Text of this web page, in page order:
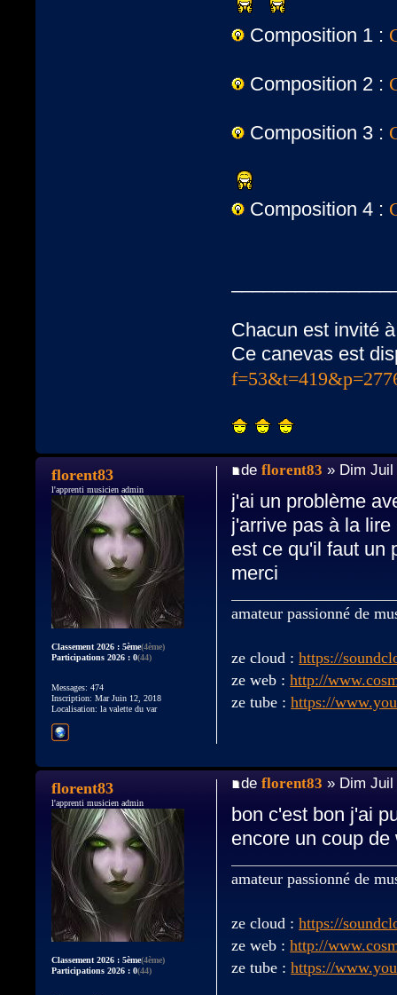
Composition 1 :
Composition 2 :
Composition 3 :
Composition 4 :
Chacun est invité
Ce canevas est
deflorent83 » Dim Juil
j'ai un problème
j'arrive pas à la
est ce qu'il faut un
merci
amateur passionné de
ze cloud :https://
ze web :http://
ze tube :https://
florent83
l'apprenti musicien admin
Classement 2026 : 5ème(4ème)
Participations 2026 : 0(44)
Messages: 474
Inscription: Mar Juin 12, 2018
Localisation: la valette du var
deflorent83 » Dim Juil
bon c'est bon j'ai
encore un coup de
amateur passionné de
ze cloud :https://
ze web :http://
ze tube :https://
florent83
l'apprenti musicien admin
Classement 2026 : 5ème(4ème)
Participations 2026 : 0(44)